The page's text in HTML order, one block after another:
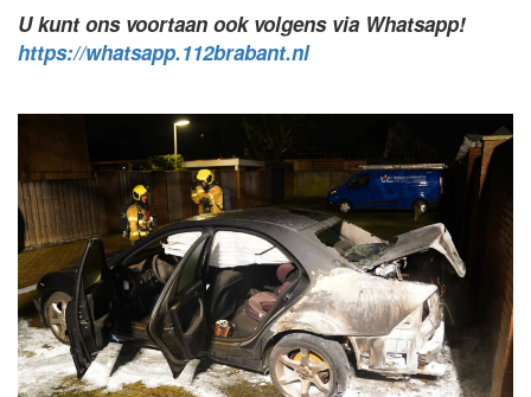
U kunt ons voortaan ook volgens via Whatsapp!
https://whatsapp.112brabant.nl